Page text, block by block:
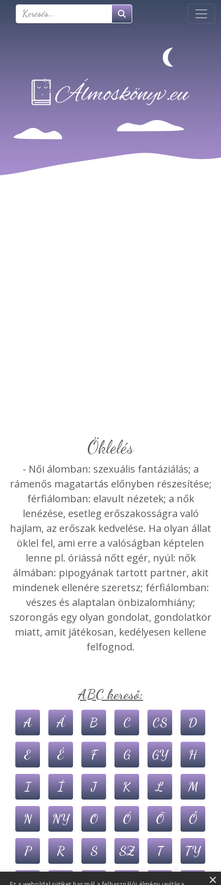
öklelés
- Női álomban: szexuális fantáziálás; a
rámenős magatartás előnyben részesítése;
férfiálomban: elavult nézetek; a nők
lenézése, esetleg erőszakosságra való
hajlam, az erőszak kedvelése. Ha olyan állat
öklel fel, ami erre a valóságban képtelen
lenne pl. óriássá nőtt egér, nyúl: nők
álmában: pipogyának tartott partner, akit
mindenek ellenére szeretsz; férfiálomban:
vészes és alaptalan önbizalomhiány;
szorongás egy olyan gondolat, gondolatkör
miatt, amit játékosan, kedélyesen kellene
felfognod.
ABC kereső:
A Á B C CS D
E É F G GY H
I Í J K L M
N NY O Ó Ö Ő
P R S SZ T TY
×